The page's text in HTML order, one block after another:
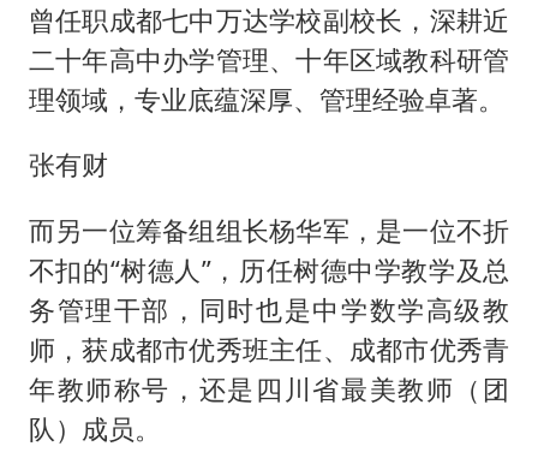
曾任职成都七中万达学校副校长，深耕近
二十年高中办学管理、十年区域教科研管
理领域，专业底蕴深厚、管理经验卓著。
张有财
而另一位筹备组组长杨华军，是一位不折
不扣的“树德人”，历任树德中学教学及总
务管理干部，同时也是中学数学高级教
师，获成都市优秀班主任、成都市优秀青
年教师称号，还是四川省最美教师（团
队）成员。